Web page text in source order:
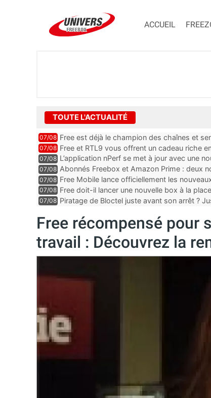
ACCUEIL
TOUTE L'ACTUALITÉ
07/08 Free est déjà le champion des chaînes et
encore au moin...
07/08 Free et RTL9 vous offrent un cadeau riche
l’obtenir
07/08 L’application nPerf se met à jour avec une
Mobile, Orange, SFR ...
07/08 Abonnés Freebox et Amazon Prime : deux
07/08 Free Mobile lance officiellement les
des promos et des cadeaux
07/08 Free doit-il lancer une nouvelle box à la
07/08 Piratage de Bloctel juste avant son arrêt ?
Free récompensé pour
travail : Découvrez la